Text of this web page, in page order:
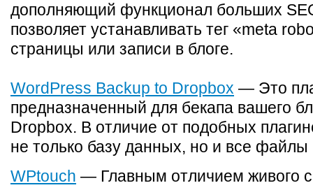
дополняющий функционал больших
позволяет устанавливать тег «meta
страницы или записи в блоге.
WordPress Backup to Dropbox — Это
предназначенный для бекапа вашего
Dropbox. В отличие от подобных
не только базу данных, но и все файлы
WPtouch — Главным отличием живого